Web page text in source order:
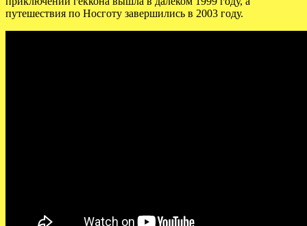
путешествия по Носготу завершились в 2003 году.